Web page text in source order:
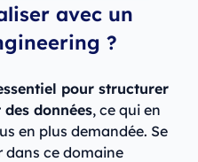
avec un
?
pour structurer
données, ce qui en
en plus demandée. Se
dans ce domaine